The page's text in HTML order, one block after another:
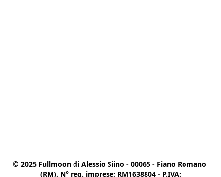
© 2025 Fullmoon di Alessio Siino - 00065 - Fiano Romano
(RM). N° reg. imprese: RM1638804 - P.IVA: